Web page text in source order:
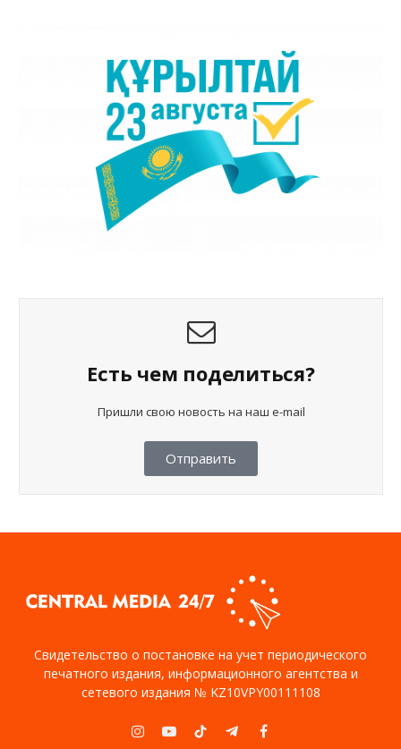
Есть чем поделиться?
Пришли свою новость на наш e-mail
Отправить
Свидетельство о постановке на учет периодического
печатного издания, информационного агентства и
сетевого издания № KZ10VPY00111108
Instagram
YouTubeTikTokTelegramFacebook